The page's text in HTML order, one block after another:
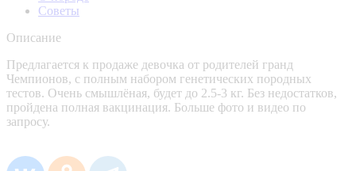
Советы
Описание
Предлагается к продаже девочка от родителей гранд
Чемпионов, с полным набором генетических породных
тестов. Очень смышлёная, будет до 2.5-3 кг. Без недостатков,
пройдена полная вакцинация. Больше фото и видео по
запросу.